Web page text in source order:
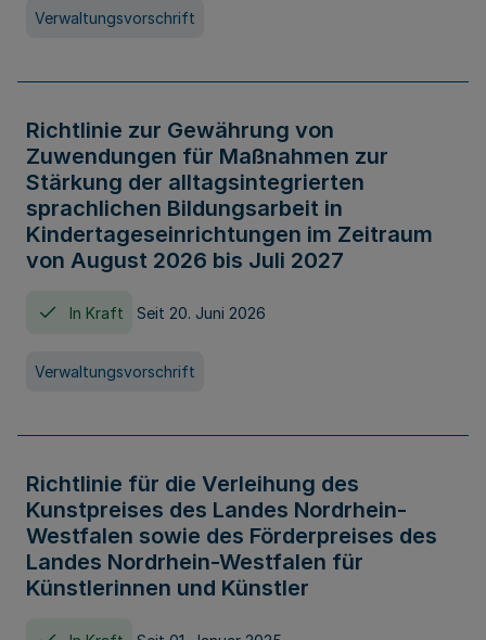
Verwaltungsvorschrift
Richtlinie zur Gewährung von
Zuwendungen für Maßnahmen zur
Stärkung der alltagsintegrierten
sprachlichen Bildungsarbeit in
Kindertageseinrichtungen im Zeitraum
von August 2026 bis Juli 2027
In Kraft Seit 20. Juni 2026
Verwaltungsvorschrift
Richtlinie für die Verleihung des
Kunstpreises des Landes Nordrhein-
Westfalen sowie des Förderpreises des
Landes Nordrhein-Westfalen für
Künstlerinnen und Künstler